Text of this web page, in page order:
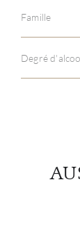
Famille
Degré